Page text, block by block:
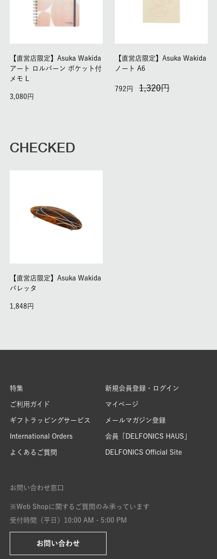
【直営店限定】Asuka Wakida
アート ロルバーン ポケット付
メモ L
3,080
【直営店限定】Asuka Wakida
ノート A6
1,320
792
CHECKED
【直営店限定】Asuka Wakida
バレッタ
1,848
特集
ご利用ガイド
ギフトラッピングサービス
International Orders
よくあるご質問
新規会員登録・ログイン
マイページ
メールマガジン登録
会員「DELFONICS HAUS」
DELFONICS Official Site
お問い合わせ窓口
※Web Shopに関するご質問のみ承っています
受付時間（平日）10:00 AM - 5:00 PM
お問い合わせ